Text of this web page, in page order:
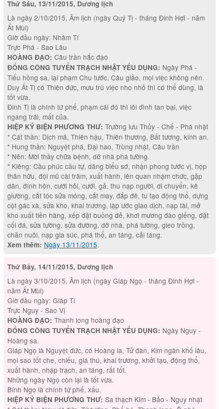
Thứ Sáu, 13/11/2015, Dương lịch
Là ngày 2/10/2015, Âm lịch (ngày Quý Tị - tháng Đinh Hợi - năm
Ất Mùi)
Giờ đầu ngày: Nhâm Tí
Trực Phá - Sao Lâu
HOÀNG ĐẠO: Câu trần hắc đạo
ĐỔNG CÔNG TUYỂN TRẠCH NHẬT YẾU DỤNG: Ngày Phá -
Tiểu hồng sa, lại phạm Chu tước, Câu giảo, mọi việc không nên.
Duy Ất Tị có Thiên đức, mưu trù việc nho nhỏ thì có thể dùng, là
tốt vừa.
Đinh Tị là chính tứ phế, phạm cái đó thì lôi đình tan bại, việc
ngang trái, mất của.
HIỆP KỶ BIỆN PHƯƠNG THƯ: Trường lưu Thủy - Chế - Phá nhật
* Cát thần: Dịch mã, Thiên hậu, Thiên thương, Bất tương, kính an.
* Hung thần: Nguyệt phá, Đại hao, Trùng nhật, Câu trần
* Nên: Mời thầy chữa bệnh, dỡ nhà phá tường.
* Kiêng: Cầu phúc cầu tự, dâng biểu sớ, nhận phong tước vị, họp
thân hữu, đội mũ cài trâm, xuất hành, lên quan nhậm chức, gặp
dân, đính hôn, cưới hỏi, cưới. gả, thu nạp người, di chuyển, kê
giường, cắt tóc sửa móng, cắt may, đắp đê, tu tạo động thổ, dựng
cột gác xà, sửa kho, khai trương, lập ước giao dịch, nạp tài, mở
kho xuất tiền hàng, xếp đặt buồng đẻ, khơi mương đào giếng, đặt
cối đá, sửa tường, sửa đường, dỡ nhà, phá tường, gieo trồng,
chăn nuôi, nạp gia súc, phá thổ, an táng, cải táng.
Xem thêm: Ngày 13/11/2015.
Thứ Bảy, 14/11/2015, Dương lịch
Là ngày 3/10/2015, Âm lịch (ngày Giáp Ngọ - tháng Đinh Hợi -
năm Ất Mùi)
Giờ đầu ngày: Giáp Tí
Trực Nguy - Sao Vị
HOÀNG ĐẠO: Thanh long hoàng đạo
ĐỔNG CÔNG TUYỂN TRẠCH NHẬT YẾU DỤNG: Ngày Nguy -
Hoàng sa.
Giáp Ngọ là Nguyệt đức, có Hoàng la, Tử đàn, Kim ngân khố lâu,
mọi sao tốt che, chiếu, giá thú, khai trương, khởi tạo, động thổ,
xuất hành, nhập trạch, an táng, rất tốt.
Những ngày Ngọ còn lại là tốt vừa.
Bính Ngọ là chính tứ phế, xấu.
HIỆP KỶ BIỆN PHƯƠNG THƯ: Sa thạch Kim - Bảo - Nguy nhật